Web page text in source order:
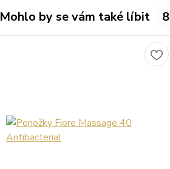
Mohlo by se vám také líbit 8